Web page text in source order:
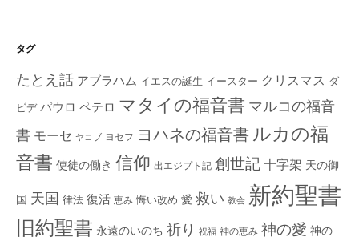
タグ
たとえ話 アブラハム イエスの誕生 イースター クリスマス ダ
ビデ パウロ ペテロ マタイの福音書 マルコの福音
書 モーセ ヤコブ ヨセフ ヨハネの福音書 ルカの福
音書 使徒の働き 信仰 出エジプト記 創世記 十字架 天の御
国 天国 律法 復活 恵み 悔い改め 愛 救い 教会 新約聖書
旧約聖書 永遠のいのち 祈り 祝福 神の恵み 神の愛 神の